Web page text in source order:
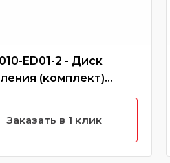
ED01-2 - Диск
(комплект)
hover
Заказать в 1 клик